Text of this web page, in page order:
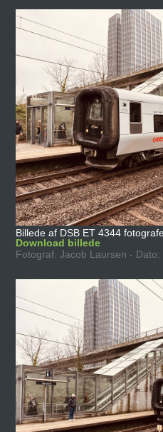
Billede af DSB ET 4344
Download billede
Fotograf: Jacob Laursen -